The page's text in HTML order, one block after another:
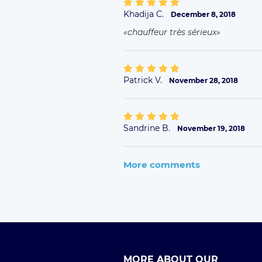
Khadija C. December 8, 2018
chauffeur très sérieux
Patrick V. November 28, 2018
Sandrine B. November 19, 2018
More comments
MORE ABOUT OUR